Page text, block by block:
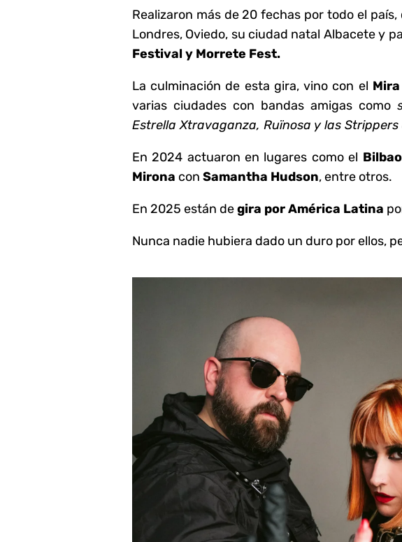
Realizaron más de 20 fechas por todo el país,
Londres, Oviedo, su ciudad natal Albacete y
Festival y Morrete Fest.
La culminación de esta gira, vino con el
varias ciudades con bandas amigas como
Estrella Xtravaganza, Ruïnosa y las
En 2024 actuaron en lugares como el Bilbao
Mirona con Samantha Hudson, entre otros.
En 2025 están degira por América Latina
Nunca nadie hubiera dado un duro por ellos,